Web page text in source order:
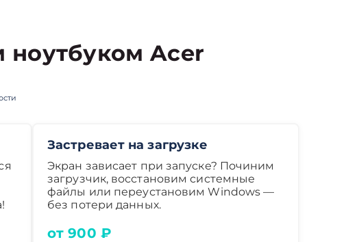
ноутбуком Acer
Застревает на загрузке
Экран зависает при запуске? Починим
загрузчик, восстановим системные
файлы или переустановим Windows —
без потери данных.
от 900 ₽